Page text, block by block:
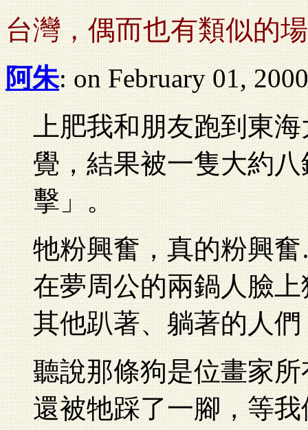
台灣，偶而也有類似的
阿朱: on February 01, 2000
上肥我和朋友跑到東
覺，結果被一隻大約
擊」。
牠粉興奮，真的粉興
在夢周公的兩鍋人臉
其他趴著、躺著的人
聽說那條狗是位畫家
還被牠踩了一腳，等